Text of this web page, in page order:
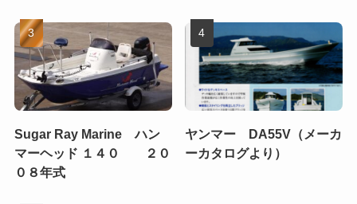
Sugar Ray Marine ハン
マーヘッド １４０ ２０
０８年式
ヤンマー DA55V（メーカ
ーカタログより）